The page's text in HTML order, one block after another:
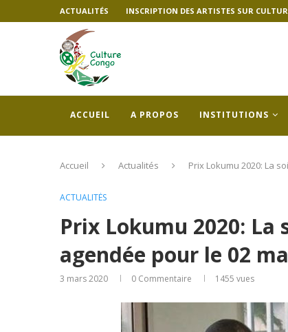
ACTUALITÉS INSCRIPTION DES ARTISTES SUR
ACCUEIL A PROPOS INSTITUTIONS
Accueil Actualités Prix Lokumu 2020: La
ACTUALITÉS
Prix Lokumu 2020: La
agendée pour le 02
3 mars 2020 0 Commentaire 1455 vues